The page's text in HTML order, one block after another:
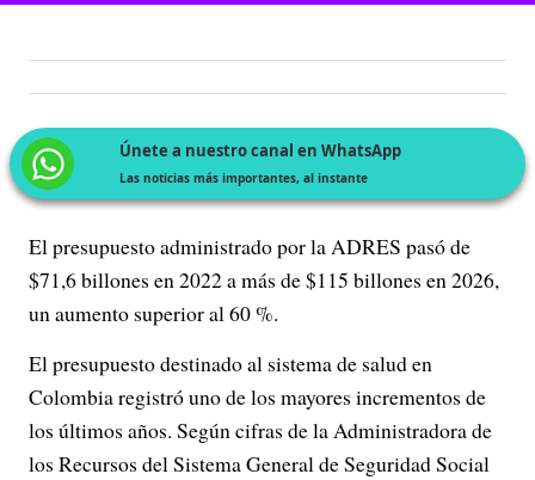
Únete a nuestro canal en WhatsApp
Las noticias más importantes, al instante
El presupuesto administrado por la ADRES pasó de
$71,6 billones en 2022 a más de $115 billones en 2026,
un aumento superior al 60 %.
El presupuesto destinado al sistema de salud en
Colombia registró uno de los mayores incrementos de
los últimos años. Según cifras de la Administradora de
los Recursos del Sistema General de Seguridad Social